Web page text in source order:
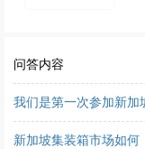
问答内容
我们是第一次参加新加
刷的宣传资料进入新加
新加坡集装箱市场如何